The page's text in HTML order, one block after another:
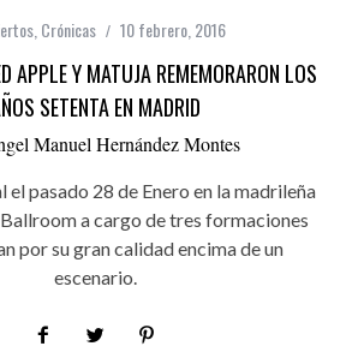
, Crónicas 10 febrero, 2016
APPLE Y MATUJA REMEMORARON LOS
SETENTA EN MADRID
Manuel Hernández Montes
el pasado 28 de Enero en la madrileña
a cargo de tres formaciones
por su gran calidad encima de un
escenario.